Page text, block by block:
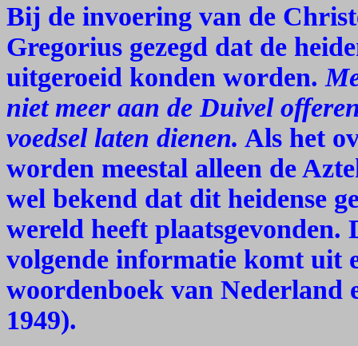
Bij de invoering van de
Gregorius gezegd dat de
uitgeroeid konden worden.
niet meer aan de Duivel
voedsel laten dienen. Als het
worden meestal alleen de
wel bekend dat dit heidense
wereld heeft plaatsgevonden.
volgende informatie komt uit
woordenboek van Nederland
1949).